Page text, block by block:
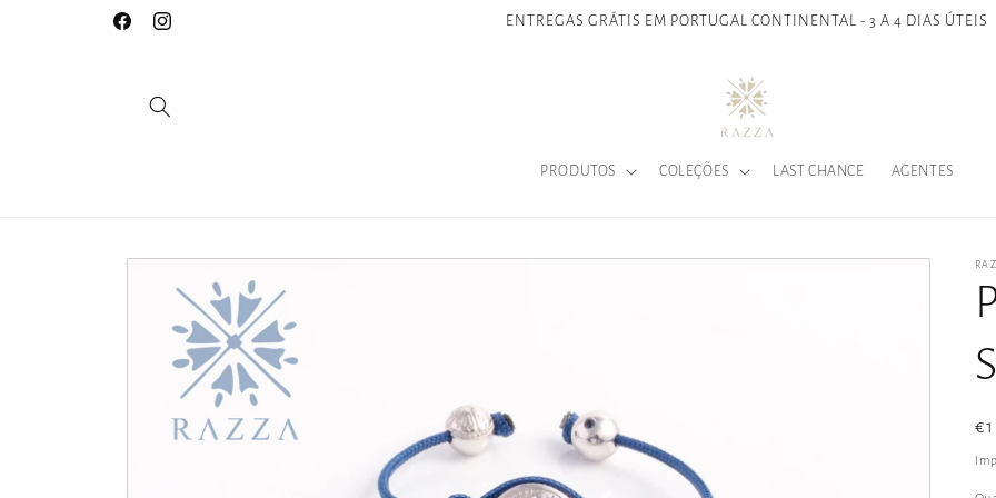
FacebookInstagram
ENTREGAS GRÁTIS EM PORTUGAL CONTINENTAL - 3 A 4 DIAS ÚTEIS
PRODUTOS COLEÇÕES LAST CHANCE AGENTES
informação
do produto